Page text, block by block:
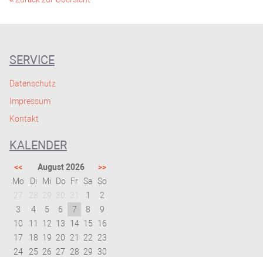
SERVICE
Datenschutz
Impressum
Kontakt
KALENDER
<< August 2026
>>
Mo
Di Mi Do Fr Sa So
27
28 29 30 31 1
2
3
4 5 6 7 8
9
10
11 12 13 14 15
16
17
18 19 20 21 22
23
24
25 26 27 28 29 30